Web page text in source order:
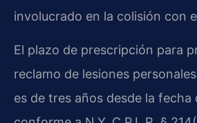
involucrado en la colisión con
El plazo de prescripción para
reclamo de lesiones
es de tres años desde la fecha